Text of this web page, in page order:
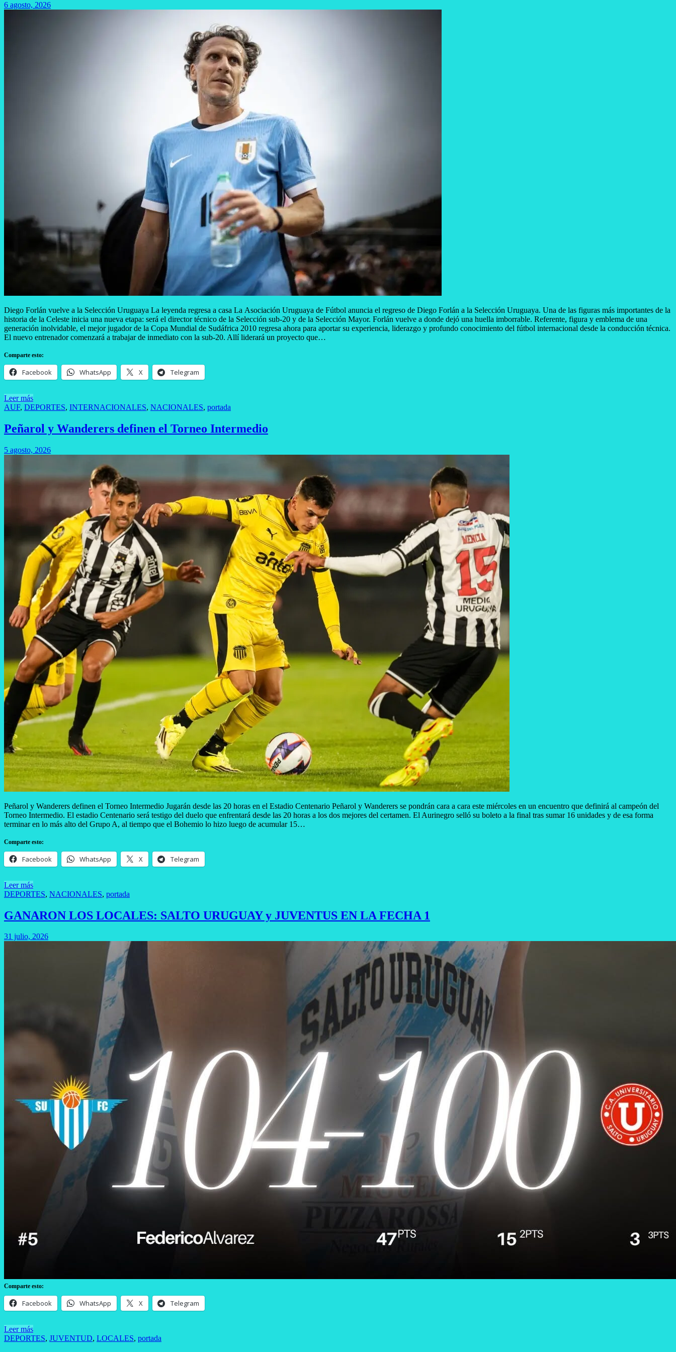
6 agosto, 2026
Diego Forlán vuelve a la Selección Uruguaya La leyenda regresa a casa La Asociación Uruguaya de Fútbol anuncia el regreso de Diego Forlán a la Selección Uruguaya. Una de las figuras más importantes de la
historia de la Celeste inicia una nueva etapa: será el director técnico de la Selección sub-20 y de la Selección Mayor. Forlán vuelve a donde dejó una huella imborrable. Referente, figura y emblema de una
generación inolvidable, el mejor jugador de la Copa Mundial de Sudáfrica 2010 regresa ahora para aportar su experiencia, liderazgo y profundo conocimiento del fútbol internacional desde la conducción técnica.
El nuevo entrenador comenzará a trabajar de inmediato con la sub-20. Allí liderará un proyecto que…
Comparte esto:
Facebook WhatsApp X Telegram
Leer más
AUF, DEPORTES, INTERNACIONALES, NACIONALES, portada
Peñarol y Wanderers definen el Torneo Intermedio
5 agosto, 2026
Peñarol y Wanderers definen el Torneo Intermedio Jugarán desde las 20 horas en el Estadio Centenario Peñarol y Wanderers se pondrán cara a cara este miércoles en un encuentro que definirá al campeón del
Torneo Intermedio. El estadio Centenario será testigo del duelo que enfrentará desde las 20 horas a los dos mejores del certamen. El Aurinegro selló su boleto a la final tras sumar 16 unidades y de esa forma
terminar en lo más alto del Grupo A, al tiempo que el Bohemio lo hizo luego de acumular 15…
Comparte esto:
Facebook WhatsApp X Telegram
Leer más
DEPORTES, NACIONALES, portada
GANARON LOS LOCALES: SALTO URUGUAY y JUVENTUS EN LA FECHA 1
31 julio, 2026
Comparte esto:
Facebook WhatsApp X Telegram
Leer más
DEPORTES, JUVENTUD, LOCALES, portada